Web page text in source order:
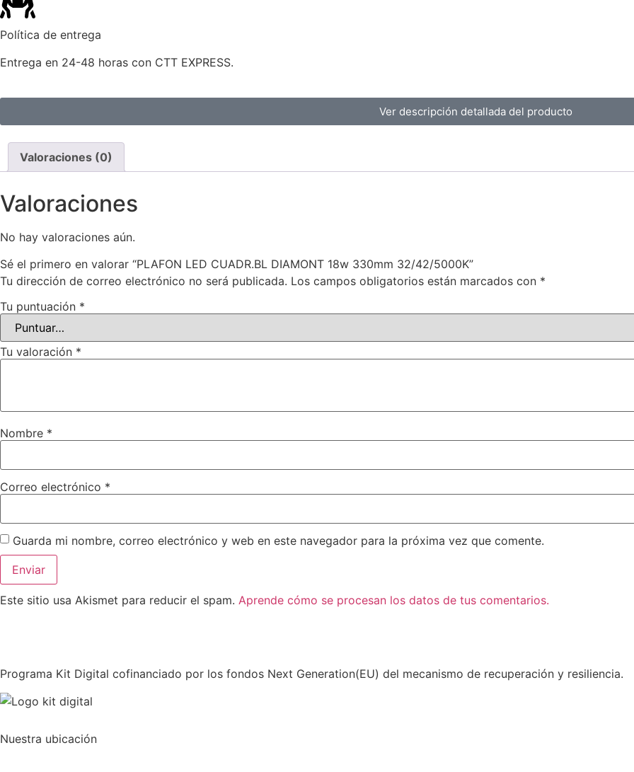
Política de entrega
Entrega en 24-48 horas con CTT EXPRESS.
Ver descripción detallada del producto
Valoraciones (0)
Valoraciones
No hay valoraciones aún.
Sé el primero en valorar “PLAFON LED CUADR.BL DIAMONT 18w 330mm 32/42/5000K”
Tu dirección de correo electrónico no será publicada. Los campos obligatorios están marcados con *
Tu puntuación *
Tu valoración *
Nombre *
Correo electrónico *
Guarda mi nombre, correo electrónico y web en este navegador para la próxima vez que comente.
Este sitio usa Akismet para reducir el spam. Aprende cómo se procesan los datos de tus comentarios.
Programa Kit Digital cofinanciado por los fondos Next Generation(EU) del mecanismo de recuperación y resiliencia.
Nuestra ubicación